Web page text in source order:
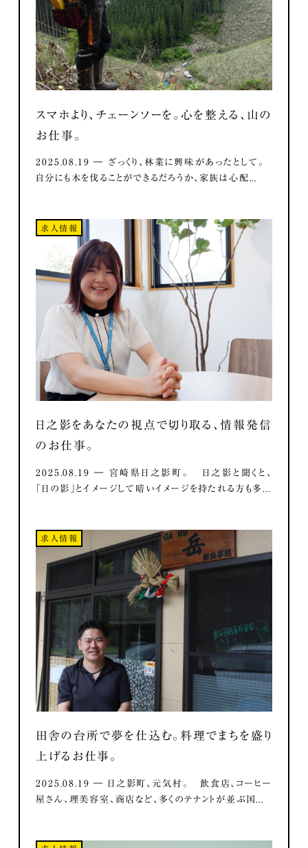
スマホより、チェーンソーを。心を整える、山の
お仕事。
2025.08.19 ― ざっくり、林業に興味があったとして。
自分にも木を伐ることができるだろうか、家族は心配...
求人情報
日之影をあなたの視点で切り取る、情報発信
のお仕事。
2025.08.19 ― 宮崎県日之影町。 日之影と聞くと、
「日の影」とイメージして暗いイメージを持たれる方も多...
求人情報
田舎の台所で夢を仕込む。料理でまちを盛り
上げるお仕事。
2025.08.19 ― 日之影町、元気村。 飲食店、コーヒー
屋さん、理美容室、商店など、多くのテナントが並ぶ国...